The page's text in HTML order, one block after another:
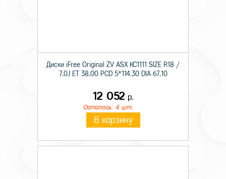
Диски iFree Original ZV ASX КС1111 SIZE R18 /
7.0J ET 38.00 PCD 5*114.30 DIA 67.10
12 052 р.
Осталось: 4 шт.
В корзину